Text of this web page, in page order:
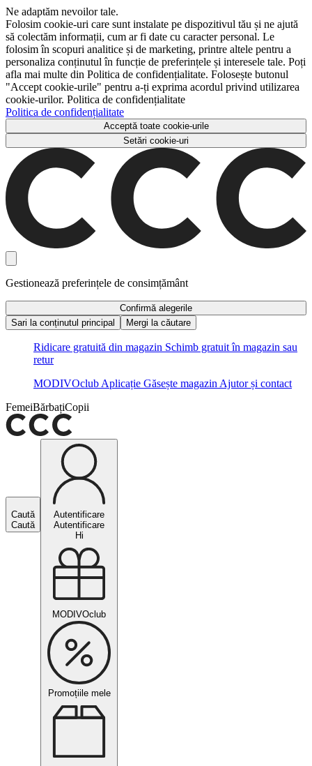
Ne adaptăm nevoilor tale.
Folosim cookie-uri care sunt instalate pe dispozitivul tău și ne ajută
să colectăm informații, cum ar fi date cu caracter personal. Le
folosim în scopuri analitice și de marketing, printre altele pentru a
personaliza conținutul în funcție de preferințele și interesele tale. Poți
afla mai multe din Politica de confidențialitate. Folosește butonul
"Accept cookie-urile" pentru a-ți exprima acordul privind utilizarea
cookie-urilor. Politica de confidențialitate
Politica de confidențialitate
Acceptă toate cookie-urile
Setări cookie-uri
Gestionează preferințele de consimțământ
Confirmă alegerile
Sari la conținutul principal
Mergi la căutare
Ridicare gratuită din magazin Schimb gratuit în magazin sau
retur
MODIVOclub Aplicație Găsește magazin Ajutor și contact
FemeiBărbațiCopii
Caută
Caută
Autentificare
Autentificare
Hi
MODIVOclub
Promoțiile mele